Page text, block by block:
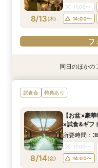
フ
フ
フ
フ
8/13(木)
11:00〜
14:00〜
フ
特典あり
8/13(木)
≪大好評！
ごと相談*特
11:00〜
14:00〜
フ
特典あり
8/13(木)
【ガーデン
ディング体感
11:00〜
14:00〜
フ
特典あり
8/13(木)
初見学でも
新プラン×試
11:00〜
14:00〜
フ
同日のほかの
試食会 特典あり
8/14(金)
【お盆×豪
×試食&ギフ
所要時間：3
11:00〜
14:00〜